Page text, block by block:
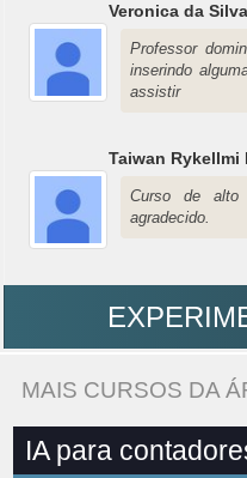
Veronica da
Professor
inserindo
assistir
Taiwan Rykellmi
Curso de alto
agradecido.
MAIS CURSOS DA
IA para